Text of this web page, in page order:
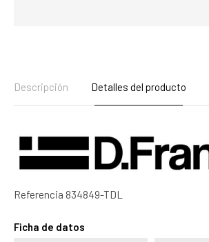
Descripción Detalles del producto
Referencia 834849-TDL
Ficha de datos